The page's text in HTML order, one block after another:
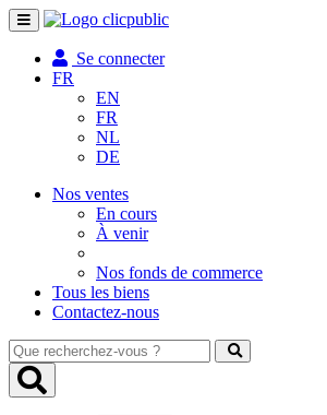
Toggle
navigation
Se connecter
FR
EN
FR
NL
DE
Nos ventes
En cours
À venir
Nos fonds de commerce
Tous les biens
Contactez-nous
Que
recherchez-
vous